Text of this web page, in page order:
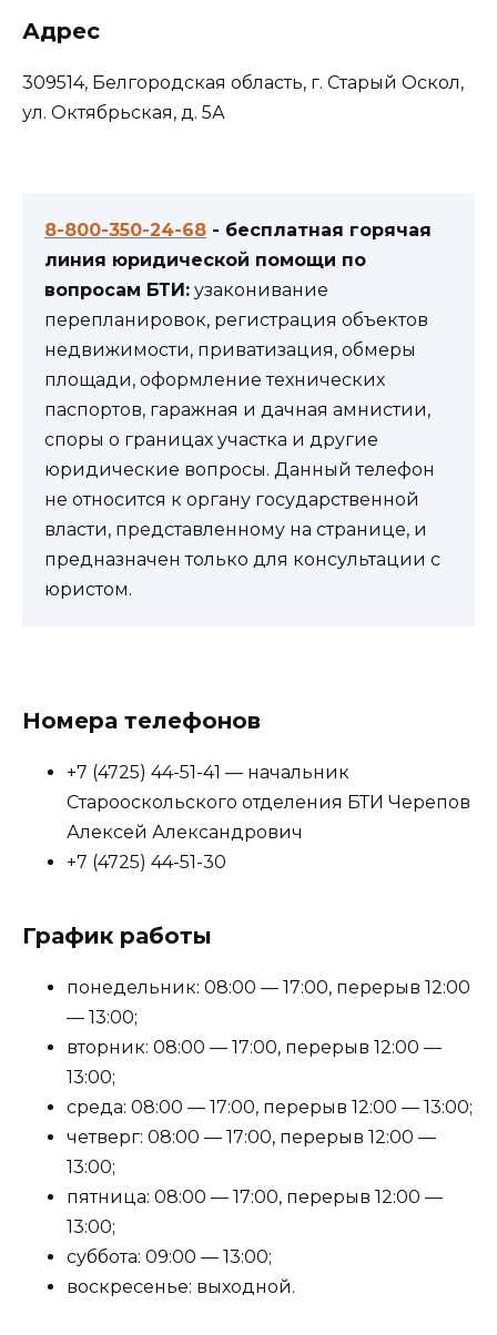
Адрес
309514, Белгородская область, г. Старый Оскол,
ул. Октябрьская, д. 5А
8-800-350-24-68 - бесплатная горячая
линия юридической помощи по
вопросам БТИ: узаконивание
перепланировок, регистрация объектов
недвижимости, приватизация, обмеры
площади, оформление технических
паспортов, гаражная и дачная амнистии,
споры о границах участка и другие
юридические вопросы. Данный телефон
не относится к органу государственной
власти, представленному на странице, и
предназначен только для консультации с
юристом.
Номера телефонов
+7 (4725) 44-51-41 — начальник
Старооскольского отделения БТИ Черепов
Алексей Александрович
+7 (4725) 44-51-30
График работы
понедельник: 08:00 — 17:00, перерыв 12:00
— 13:00;
вторник: 08:00 — 17:00, перерыв 12:00 —
13:00;
среда: 08:00 — 17:00, перерыв 12:00 — 13:00;
четверг: 08:00 — 17:00, перерыв 12:00 —
13:00;
пятница: 08:00 — 17:00, перерыв 12:00 —
13:00;
суббота: 09:00 — 13:00;
воскресенье: выходной.